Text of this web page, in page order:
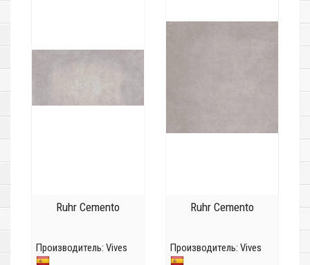
Ruhr Cemento
Производитель: Vives
Ruhr Cemento
Производитель: Vives